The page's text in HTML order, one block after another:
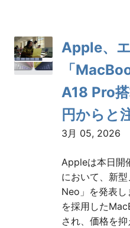
Apple、
「
A18 Pro
円からと
3月 05, 2026
Appleは本日開
において、新
Neo」を発表
を採用した
され、価格を